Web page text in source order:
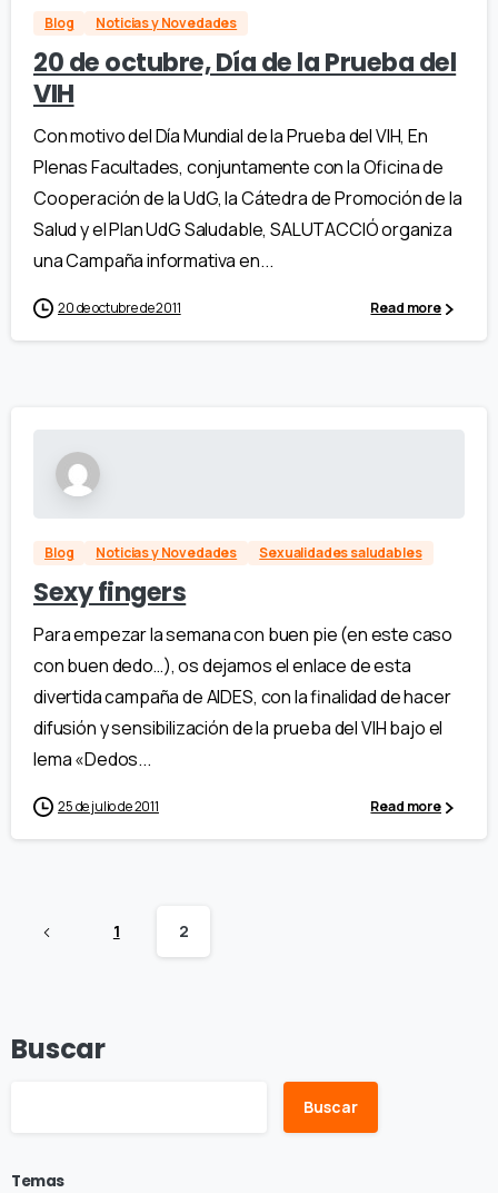
Blog Noticias y Novedades
20 de octubre, Día de la Prueba del
VIH
Con motivo del Día Mundial de la Prueba del VIH, En
Plenas Facultades, conjuntamente con la Oficina de
Cooperación de la UdG, la Cátedra de Promoción de la
Salud y el Plan UdG Saludable, SALUTACCIÓ organiza
una Campaña informativa en...
20 de octubre de 2011 Read more
Blog Noticias y Novedades Sexualidades saludables
Sexy fingers
Para empezar la semana con buen pie (en este caso
con buen dedo…), os dejamos el enlace de esta
divertida campaña de AIDES, con la finalidad de hacer
difusión y sensibilización de la prueba del VIH bajo el
lema «Dedos...
25 de julio de 2011 Read more
1 2
Buscar
Buscar
Temas